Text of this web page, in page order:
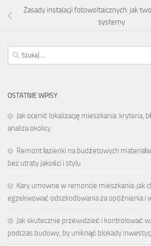
Zasady instalacji fotowoltaicznych: jak
systemy
Szukaj:
OSTATNIE WPISY
Jak ocenić lokalizację mieszkania: kryteria,
analiza okolicy
Remont łazienki na budżetowych
bez utraty jakości i stylu
Kary umowne w remoncie mieszkania: jak
egzekwować odszkodowania za opóźnienia i
Jak skutecznie przewidzieć i kontrolować
podczas budowy, by uniknąć blokady